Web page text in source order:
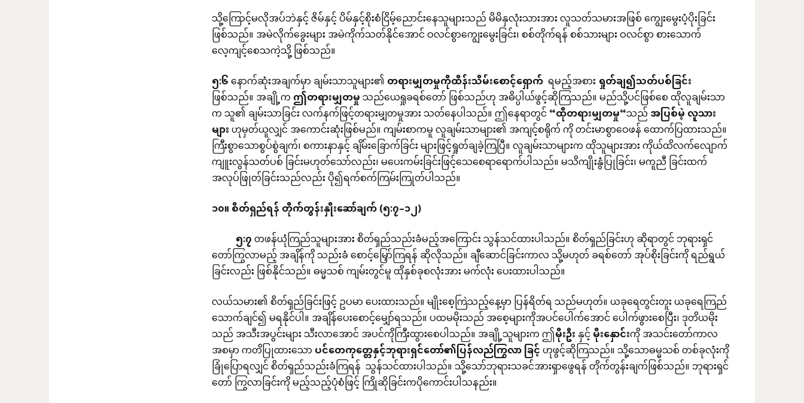
သို့ကြောင့်မလိုအပ်ဘဲနှင့် ဇိမ်နှင့် ပိမ်နှင့်စိုးစံငြိမ့်ညောင်းနေသူများသည် မိမိနှလုံးသားအား လူသတ်သမားအဖြစ် ကျွေးမွေးပံ့ပိုးခြင်း
ဖြစ်သည်။ အမဲလိုက်ခွေးများ အမဲကိုက်သတ်နိုင်အောင် ဝလင်စွာကျွေးမွေးခြင်း၊ စစ်တိုက်ရန် စစ်သားများ ဝလင်စွာ စားသောက်
လေ့ကျင့်စေသကဲ့သို့ ဖြစ်သည်။
၅:၆နောက်ဆုံးအချက်မှာ ချမ်းသာသူများ၏တရားမျှတမှုကိုထိန်းသိမ်းစောင့်ရှောက် ရမည့်အစား ရှုတ်ချ၍သတ်ပစ်ခြင်း
ဖြစ်သည်။ အချို့ကဤတရားမျှတမှုသည်ယေရှုခရစ်တော် ဖြစ်သည်ဟု အဓိပ္ပါယ်ဖွင့်ဆိုကြသည်။ မည်သို့ပင်ဖြစ်စေ ထိုလူချမ်းသာ
က သူ၏ ချမ်းသာခြင်း လက်နက်ဖြင့်တရားမျှတမှုအား သတ်နေပါသည်။ ဤနေရာတွင်“ထိုတရားမျှတမှု“သည်အပြစ်မဲ့လူသား
များဟုမှတ်ယူလျှင် အကောင်းဆုံးဖြစ်မည်။ ကျမ်းစာကမူ လူချမ်းသာများ၏ အကျင့်စရိုက် ကို တင်းမာစွာဝေဖန် ထောက်ပြထားသည်။
ကြီးစွာသောစွပ်စွဲချက်၊ စကားနာနှင့် ချိမ်းခြောက်ခြင်း များဖြင့်ရှုတ်ချခဲ့ကြပြီ။ လူချမ်းသာများက ထိုသူများအား ကိုယ်ထိလက်လျောက်
ကျူးလွန်သတ်ပစ် ခြင်းမဟုတ်သော်လည်း၊ မပေးကမ်းခြင်းဖြင့်သေစေရာရောက်ပါသည်။ မသိကျိုးနွံပြုခြင်း၊ မကူညီ ခြင်းထက်
အလုပ်ဖြုတ်ခြင်းသည်လည်း ပို၍ရက်စက်ကြမ်းကြုတ်ပါသည်။
၁၀။စိတ်ရှည်ရန်တိုက်တွန်းနှိုးဆော်ချက်(၅:၇–၁၂)
၅:၇တဖန်ယုံကြည်သူများအား စိတ်ရှည်သည်းခံမည့်အကြောင်း သွန်သင်ထားပါသည်။ စိတ်ရှည်ခြင်းဟု ဆိုရာတွင် ဘုရားရှင်
တော်ကြွလာမည့် အချိန်ကို သည်းခံ စောင့်မြှော်ကြရန် ဆိုလိုသည်။ ချီဆောင်ခြင်းကာလ သို့မဟုတ် ခရစ်တော် အုပ်စိုးခြင်းကို ရည်ရွယ်
ခြင်းလည်း ဖြစ်နိုင်သည်။ ဓမ္မသစ် ကျမ်းတွင်မူ ထိုနှစ်ခုစလုံးအား မက်လုံး ပေးထားပါသည်။
လယ်သမား၏ စိတ်ရှည်ခြင်းဖြင့် ဥပမာ ပေးထားသည်။ မျိုးစေ့ကြဲသည့်နေ့မှာ ပြန်ရိတ်ရ သည်မဟုတ်။ ယခုရေတွင်းတူး ယခုရေကြည်
သောက်ချင်၍ မရနိုင်ပါ။ အချိန်ပေးစောင့်မျှော်ရသည်။ ပထမမိုးသည် အစေ့များကိုအပင်ပေါက်အောင် ပေါက်ဖွားစေပြီး၊ ဒုတိယမိုး
သည် အသီးအပွင်းများ သီးလာအောင် အပင်ကိုကြီးထွားစေပါသည်။ အချို့သူများက ဤမိုးဦးနှင့်မိုးနှောင်းကို အသင်းတော်ကာလ
အစမှာ ကတိပြုထားသောပင်တေကုတ္တေနှင့်ဘုရားရှင်တော်၏ပြန်လည်ကြွလာခြင့်ဟုဖွင့်ဆိုကြသည်။ သို့သောဓမ္မသစ် တစ်ခုလုံးကို
ခြုံပြောရလျှင် စိတ်ရှည်သည်းခံကြရန် သွန်သင်ထားပါသည်။ သို့သော်ဘုရားသခင်အားရှာဖွေရန် တိုက်တွန်းချက်ဖြစ်သည်။ ဘုရားရှင်
တော် ကြွလာခြင်းကို မည့်သည့်ပုံစံဖြင့် ကြိုဆိုခြင်းကပိုကောင်းပါသနည်း။